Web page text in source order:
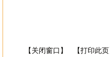
【关闭窗口】 【打印此页